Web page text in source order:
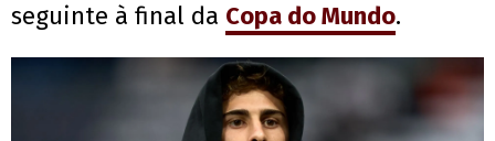
seguinte à final da Copa do Mundo.